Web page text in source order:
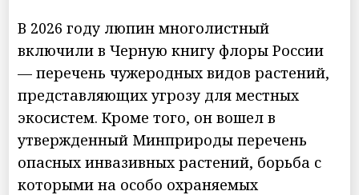
В 2026 году люпин многолистный
включили в Черную книгу флоры России
— перечень чужеродных видов растений,
представляющих угрозу для местных
экосистем. Кроме того, он вошел в
утвержденный Минприроды перечень
опасных инвазивных растений, борьба с
которыми на особо охраняемых